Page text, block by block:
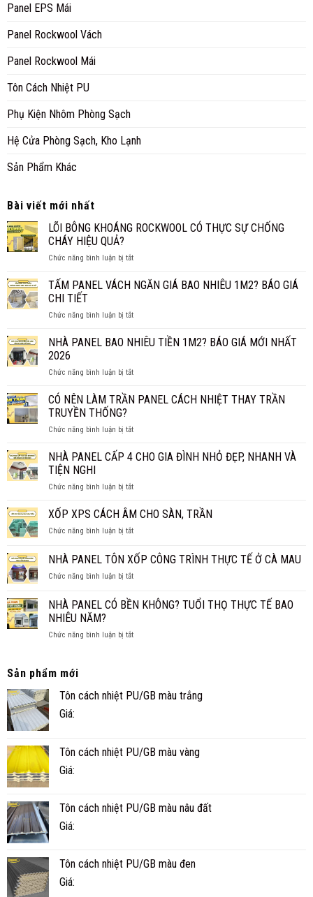
Panel EPS Mái
Panel Rockwool Vách
Panel Rockwool Mái
Tôn Cách Nhiệt PU
Phụ Kiện Nhôm Phòng Sạch
Hệ Cửa Phòng Sạch, Kho Lạnh
Sản Phẩm Khác
Bài viết mới nhất
LÕI BÔNG KHOÁNG ROCKWOOL CÓ THỰC SỰ CHỐNG
CHÁY HIỆU QUẢ?
Chức năng bình luận bị tắtở
BÔNG
CÓ
SỰ
HIỆU
TẤM PANEL VÁCH NGĂN GIÁ BAO NHIÊU 1M2? BÁO GIÁ
CHI TIẾT
Chức năng bình luận bị tắtở
PANEL
GIÁ
NHIÊU
GIÁ
TIẾT
NHÀ PANEL BAO NHIÊU TIỀN 1M2? BÁO GIÁ MỚI NHẤT
2026
Chức năng bình luận bị tắtở
PANEL
TIỀN
BÁO
NHẤT
CÓ NÊN LÀM TRẦN PANEL CÁCH NHIỆT THAY TRẦN
TRUYỀN THỐNG?
Chức năng bình luận bị tắtở
NÊN
PANEL
NHIỆT
TRẦN
THỐNG?
NHÀ PANEL CẤP 4 CHO GIA ĐÌNH NHỎ ĐẸP, NHANH VÀ
TIỆN NGHI
Chức năng bình luận bị tắtở
PANEL
4
GIA
NHỎ
NHANH
XỐP XPS CÁCH ÂM CHO SÀN, TRẦN
Chức năng bình luận bị tắtở
XPS
CÁCH
ÂM
SÀN,
NHÀ PANEL TÔN XỐP CÔNG TRÌNH THỰC TẾ Ở CÀ MAU
Chức năng bình luận bị tắtở
PANEL
TÔN
CÔNG
CÀ
NHÀ PANEL CÓ BỀN KHÔNG? TUỔI THỌ THỰC TẾ BAO
NHIÊU NĂM?
Chức năng bình luận bị tắtở
KHÔNG?
BAO
Sản phẩm mới
Tôn cách nhiệt PU/GB màu trắng
Giá:
Tôn cách nhiệt PU/GB màu vàng
Giá:
Tôn cách nhiệt PU/GB màu nâu đất
Giá:
Tôn cách nhiệt PU/GB màu đen
Giá: